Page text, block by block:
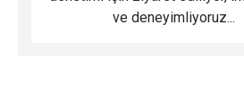
ve deneyimliyoruz...